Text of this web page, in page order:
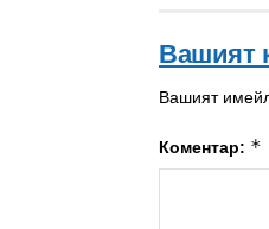
Вашият
Вашият
Коментар: *